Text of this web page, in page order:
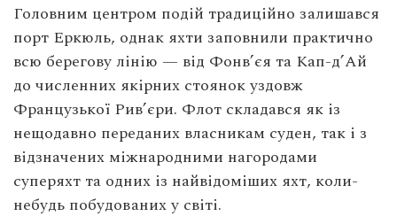
Головним центром подій традиційно залишався
порт Еркюль, однак яхти заповнили практично
всю берегову лінію — від Фонв’єя та Кап-д’Ай
до численних якірних стоянок уздовж
Французької Рив’єри. Флот складався як із
нещодавно переданих власникам суден, так і з
відзначених міжнародними нагородами
суперяхт та одних із найвідоміших яхт, коли-
небудь побудованих у світі.